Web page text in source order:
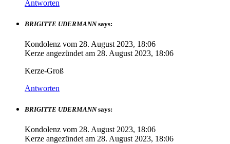
Antworten
BRIGITTE UDERMANN says:
Kondolenz vom 28. August 2023, 18:06
Kerze angezündet am 28. August 2023, 18:06
Kerze-Groß
Antworten
BRIGITTE UDERMANN says:
Kondolenz vom 28. August 2023, 18:06
Kerze angezündet am 28. August 2023, 18:06